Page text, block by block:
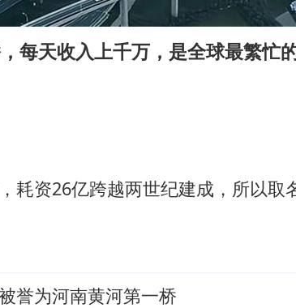
成本的AI广告导致千万市值蒸发
台州《告全体市民书》
的健康、体质、幸福一脉相承
每天收入上千万，是全球最繁忙
耗资26亿跨越两世纪建成，所以取
誉为河南黄河第一桥